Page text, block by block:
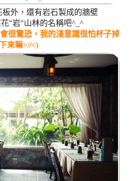
板外，還有岩石製成的牆壁
"岩"山林的名稱吧^_^
很驚恐，我的淺意識很怕杯子掉
來嘛>//<)